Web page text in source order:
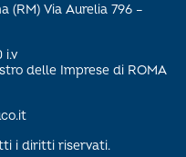
(RM) Via Aurelia 796 –
i.v
delle Imprese di ROMA
i diritti riservati.